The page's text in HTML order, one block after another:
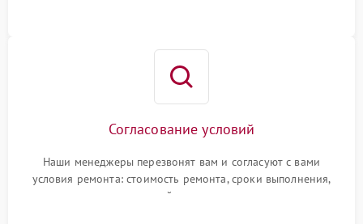
Согласование условий
Наши менеджеры перезвонят вам и согласуют с вами
условия ремонта: стоимость ремонта, сроки выполнения,
гарантийные условия